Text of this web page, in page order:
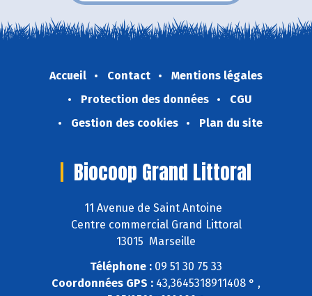
Accueil Contact
Mentions légales
Protection des données
CGU
Gestion des cookies
Plan du site
Biocoop Grand Littoral
11 Avenue de Saint Antoine
Centre commercial Grand Littoral
13015 Marseille
Téléphone : 09 51 30 75 33
Coordonnées GPS : 43,3645318911408 ° ,